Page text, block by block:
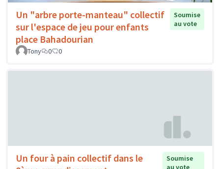
Un "arbre porte-manteau" collectif
sur l'espace de jeu pour enfants
place Bahadourian
Soumise
au vote
Tony 0 0
Un four à pain collectif dans le
Soumise